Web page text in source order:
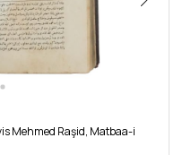
Mehmed Raşid, Matbaa-i